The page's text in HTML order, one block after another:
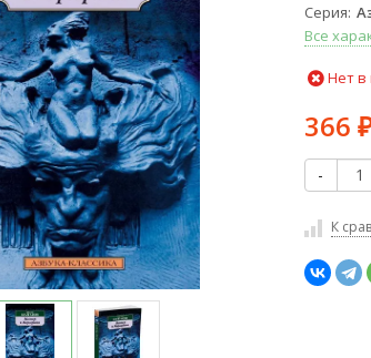
Серия
Все
Нет в
366
-
К